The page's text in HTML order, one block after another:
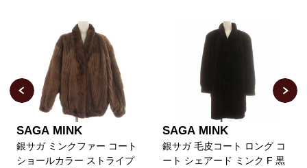
SAGA MINK
銀サガ ミンクファー コート
ショールカラー ストライプ
SAGA MINK
銀サガ 毛皮コート ロング コ
ート シェアード ミンク F 黒